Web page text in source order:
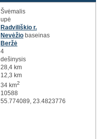
Švėmalis
upė
Radviliškio r.
Nevėžio baseinas
Beržė
4
dešinysis
28,4 km
12,3 km
34 km2
10588
55.774089, 23.4823776